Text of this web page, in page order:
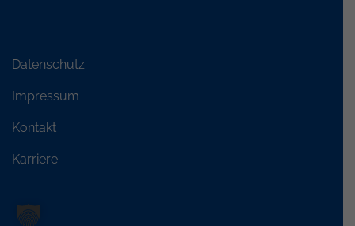
Datenschutz
Impressum
Kontakt
Karriere